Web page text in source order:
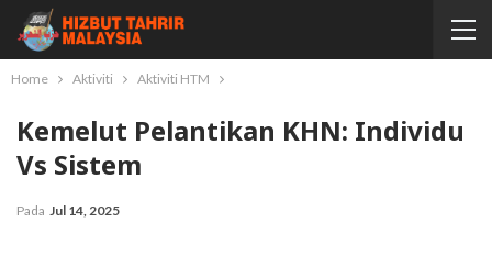
Home Aktiviti Aktiviti HTM
Kemelut Pelantikan KHN: Individu
Vs Sistem
Pada Jul 14, 2025